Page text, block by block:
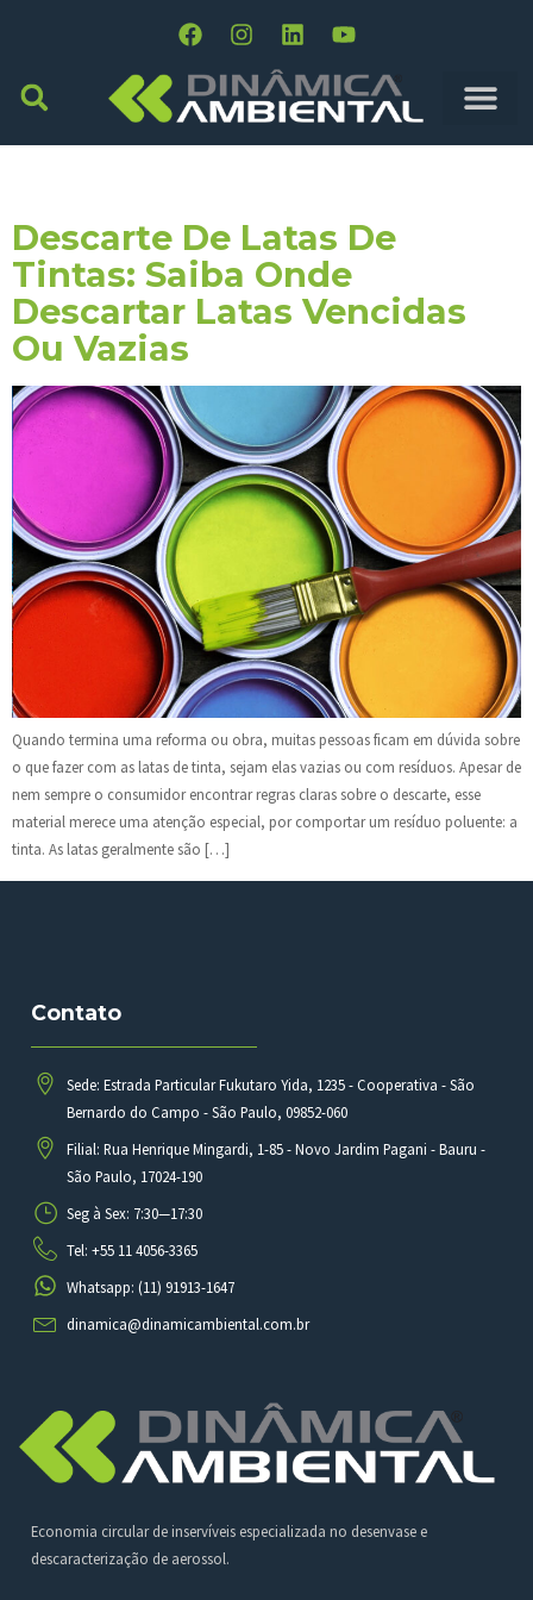
Descarte De Latas De
Tintas: Saiba Onde
Descartar Latas Vencidas
Ou Vazias
Quando termina uma reforma ou obra, muitas pessoas ficam em dúvida sobre
o que fazer com as latas de tinta, sejam elas vazias ou com resíduos. Apesar de
nem sempre o consumidor encontrar regras claras sobre o descarte, esse
material merece uma atenção especial, por comportar um resíduo poluente: a
tinta. As latas geralmente são […]
Economia circular de inservíveis especializada no desenvase e
descaracterização de aerossol.
Contato
Sede: Estrada Particular Fukutaro Yida, 1235 - Cooperativa - São
Bernardo do Campo - São Paulo, 09852-060
Filial: Rua Henrique Mingardi, 1-85 - Novo Jardim Pagani - Bauru -
São Paulo, 17024-190
Seg à Sex: 7:30—17:30
Tel: +55 11 4056-3365
Whatsapp: (11) 91913-1647
dinamica@dinamicambiental.com.br